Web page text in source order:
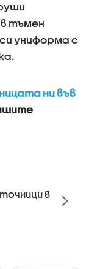
тъмен
униформа с
ни във
в